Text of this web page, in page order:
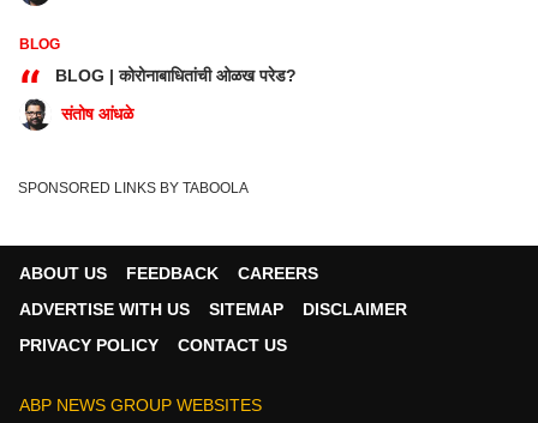
BLOG
“
BLOG | कोरोनाबाधितांची ओळख परेड?
संतोष आंधळे
SPONSORED LINKS BY TABOOLA
ABOUT US FEEDBACK
CAREERS
ADVERTISE WITH US
SITEMAP
DISCLAIMER
PRIVACY POLICY
CONTACT US
ABP NEWS GROUP WEBSITES